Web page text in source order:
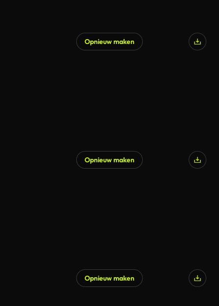
Opnieuw maken
Opnieuw maken
Opnieuw maken